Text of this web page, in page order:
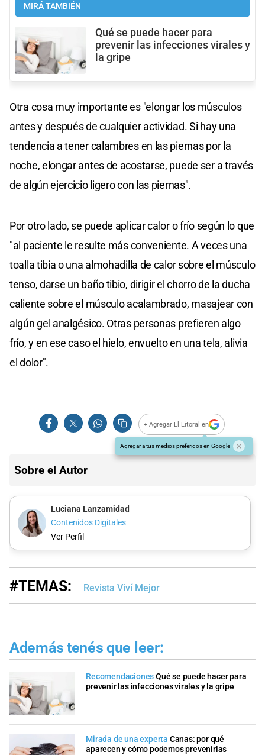
MIRÁ TAMBIÉN
Qué se puede hacer para
prevenir las infecciones virales y
la gripe
Otra cosa muy importante es "elongar los músculos
antes y después de cualquier actividad. Si hay una
tendencia a tener calambres en las piernas por la
noche, elongar antes de acostarse, puede ser a través
de algún ejercicio ligero con las piernas".
Por otro lado, se puede aplicar calor o frío según lo que
"al paciente le resulte más conveniente. A veces una
toalla tibia o una almohadilla de calor sobre el músculo
tenso, darse un baño tibio, dirigir el chorro de la ducha
caliente sobre el músculo acalambrado, masajear con
algún gel analgésico. Otras personas prefieren algo
frío, y en ese caso el hielo, envuelto en una tela, alivia
el dolor".
+ Agregar El Litoral en
Agregar a tus medios preferidos en Google
Sobre el Autor
Luciana Lanzamidad
Contenidos Digitales
Ver Perfil
#TEMAS: Revista Viví Mejor
Además tenés que leer:
RecomendacionesQué se puede hacer para
prevenir las infecciones virales y la gripe
Mirada de una experta Canas: por qué
aparecen y cómo podemos prevenirlas